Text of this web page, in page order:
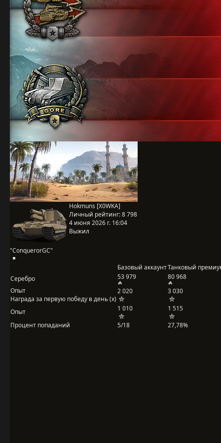
"ConquerorGC"
Hokmuns [X0WKA]
Личный рейтинг:8 798
4 июня 2026 г. 16:04
Выжил
Базовый аккаунтТанковый
Серебро
53 979
80 968
Опыт
Награда за первую победу в день (x)
2 020 3 030
Опыт 1 010
1 515
Процент попаданий
5/18 27,78%